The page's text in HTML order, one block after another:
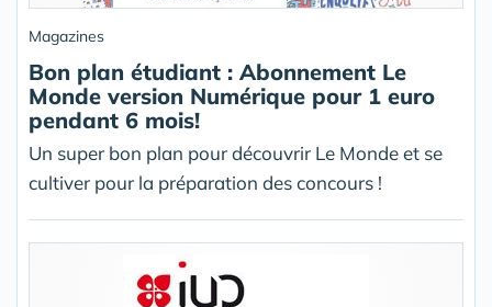
Magazines
Bon plan étudiant : Abonnement Le
Monde version Numérique pour 1 euro
pendant 6 mois!
Un super bon plan pour découvrir Le Monde et se
cultiver pour la préparation des concours !